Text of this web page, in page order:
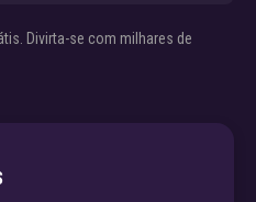
Divirta-se com milhares de